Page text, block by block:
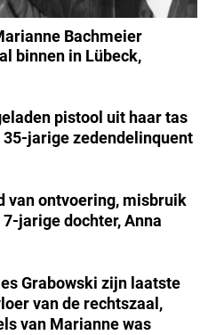
Bachmeier
binnen in Lübeck,
pistool uit haar tas
35-jarige zedendelinquent
van ontvoering, misbruik
7-jarige dochter, Anna
Grabowski zijn laatste
van de rechtszaal,
van Marianne was